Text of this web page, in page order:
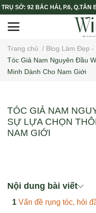
TRỤ SỞ: 92 BẮC HẢI, P.6, Q.TÂN
Trang chủ / Blog Làm Đẹp -
Tóc Giả Nam Nguyên Đầu
Minh Dành Cho Nam Giới
TÓC GIẢ NAM
SỰ LỰA CHỌN
NAM GIỚI
Nội dung bài viết
Vấn đề rụng tóc, hói